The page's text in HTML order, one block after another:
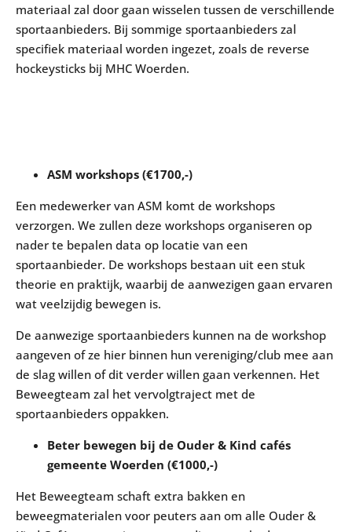
materiaal zal door gaan wisselen tussen de verschillende
sportaanbieders. Bij sommige sportaanbieders zal
specifiek materiaal worden ingezet, zoals de reverse
hockeysticks bij MHC Woerden.
ASM workshops (€1700,-)
Een medewerker van ASM komt de workshops
verzorgen. We zullen deze workshops organiseren op
nader te bepalen data op locatie van een
sportaanbieder. De workshops bestaan uit een stuk
theorie en praktijk, waarbij de aanwezigen gaan ervaren
wat veelzijdig bewegen is.
De aanwezige sportaanbieders kunnen na de workshop
aangeven of ze hier binnen hun vereniging/club mee aan
de slag willen of dit verder willen gaan verkennen. Het
Beweegteam zal het vervolgtraject met de
sportaanbieders oppakken.
Beter bewegen bij de Ouder & Kind cafés
gemeente Woerden (€1000,-)
Het Beweegteam schaft extra bakken en
beweegmaterialen voor peuters aan om alle Ouder &